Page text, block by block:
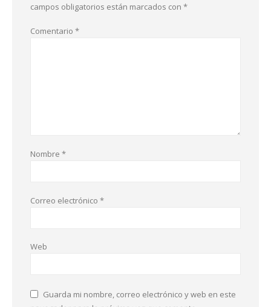
campos obligatorios están marcados con *
Comentario *
Nombre *
Correo electrónico *
Web
Guarda mi nombre, correo electrónico y web en este